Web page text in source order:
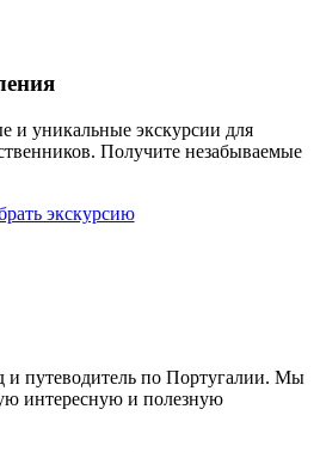
и уникальные экскурсии для
Получите незабываемые
экскурсию
и путеводитель по Португалии. Мы
интересную и полезную